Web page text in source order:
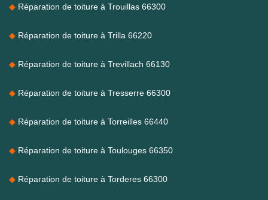
Réparation de toiture à Trouillas 66300
Réparation de toiture à Trilla 66220
Réparation de toiture à Trevillach 66130
Réparation de toiture à Tresserre 66300
Réparation de toiture à Torreilles 66440
Réparation de toiture à Toulouges 66350
Réparation de toiture à Torderes 66300